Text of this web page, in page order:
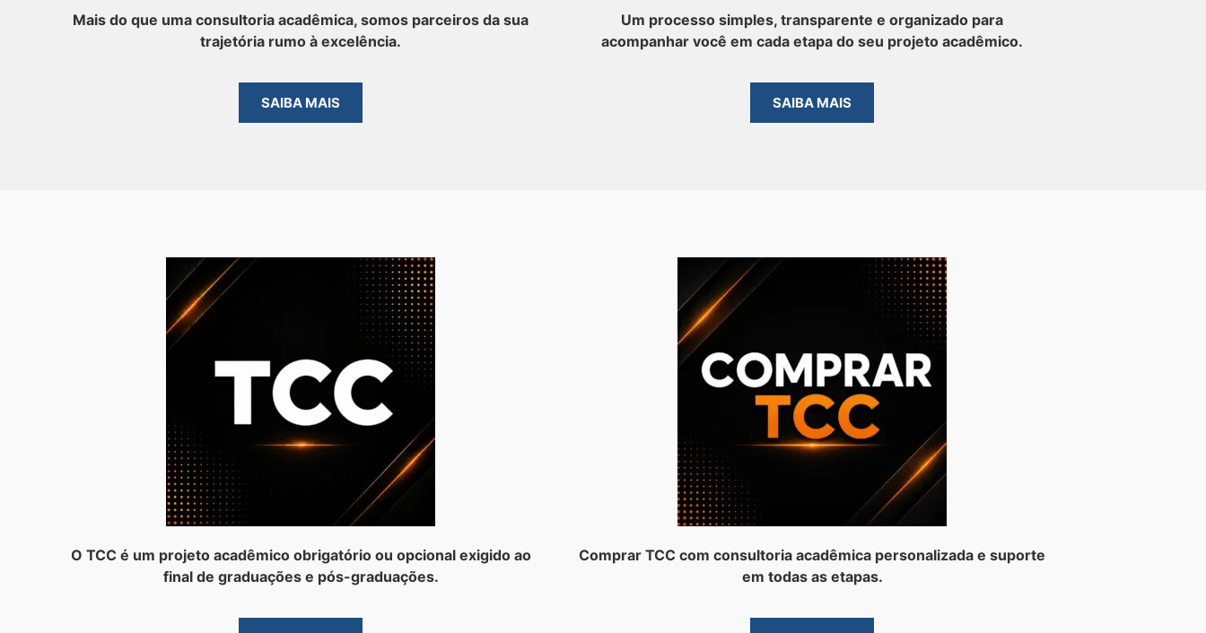
Mais do que uma consultoria acadêmica, somos parceiros da sua
trajetória rumo à excelência.
SAIBA MAIS
Um processo simples, transparente e organizado para
acompanhar você em cada etapa do seu projeto acadêmico.
SAIBA MAIS
O TCC é um projeto acadêmico obrigatório ou opcional exigido ao
final de graduações e pós-graduações.
Comprar TCC com consultoria acadêmica personalizada e suporte
em todas as etapas.